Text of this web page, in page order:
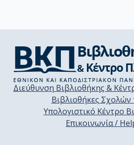
Διεύθυνση Βιβλιοθήκης &
Βιβλιοθήκες
Υπολογιστικό Κέντρο
Επικοινωνία /